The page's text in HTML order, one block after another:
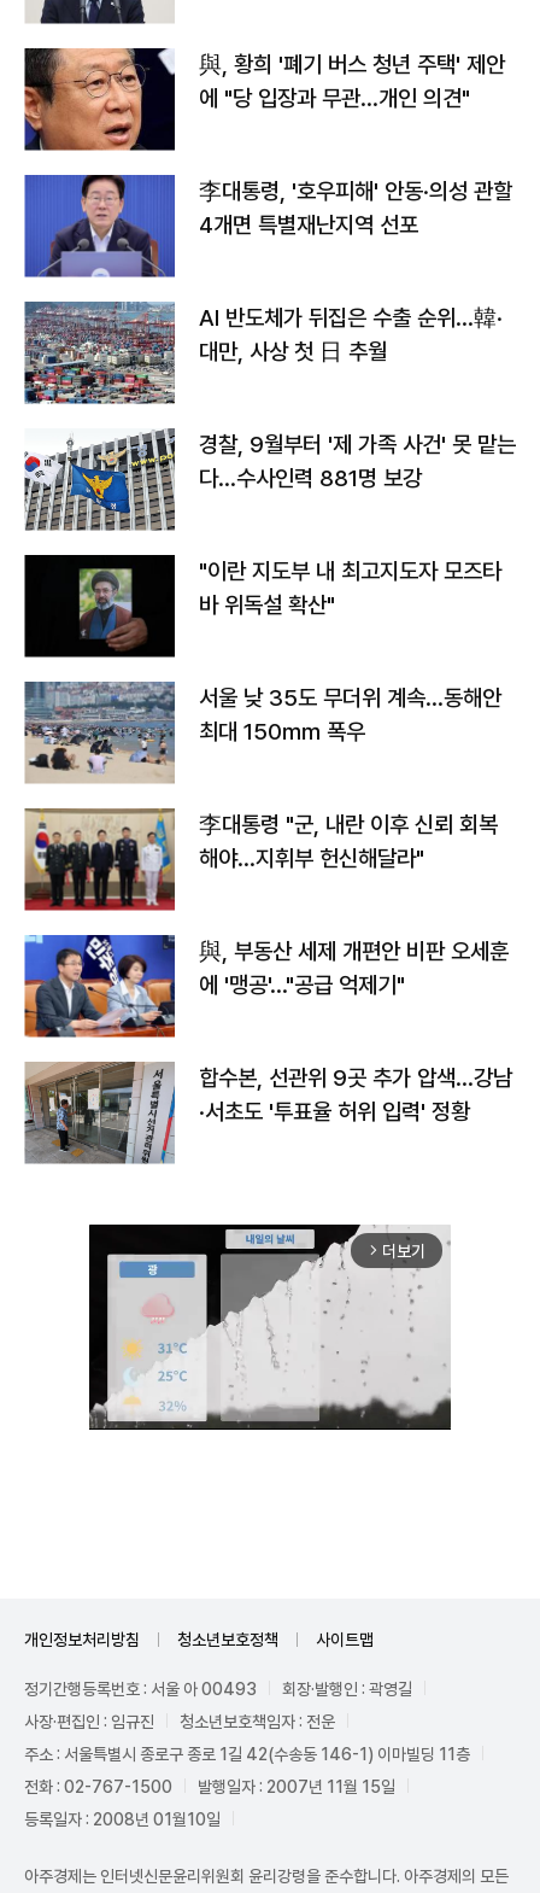
與, 황희 '폐기 버스 청년 주택' 제안
에 "당 입장과 무관…개인 의견"
李대통령, '호우피해' 안동·의성 관할
4개면 특별재난지역 선포
AI 반도체가 뒤집은 수출 순위…韓·
대만, 사상 첫 日 추월
경찰, 9월부터 '제 가족 사건' 못 맡는
다…수사인력 881명 보강
"이란 지도부 내 최고지도자 모즈타
바 위독설 확산"
서울 낮 35도 무더위 계속…동해안
최대 150㎜ 폭우
李대통령 "군, 내란 이후 신뢰 회복
해야…지휘부 헌신해달라"
與, 부동산 세제 개편안 비판 오세훈
에 '맹공'…"공급 억제기"
합수본, 선관위 9곳 추가 압색…강남
·서초도 '투표율 허위 입력' 정황
arrow_forward_ios 더보기
개인정보처리방침 청소년보호정책 사이트맵
정기간행등록번호 : 서울 아 00493
회장·발행인 : 곽영길
사장·편집인 : 임규진
청소년보호책임자 : 전운
주소 : 서울특별시 종로구 종로 1길 42(수송동 146-1) 이마빌딩 11층
전화 : 02-767-1500
발행일자 : 2007년 11월 15일
등록일자 : 2008년 01월10일
아주경제는 인터넷신문윤리위원회 윤리강령을 준수합니다. 아주경제의 모든